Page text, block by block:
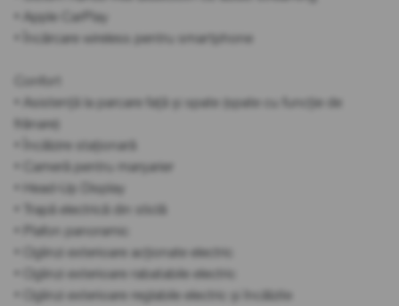
• Apple CarPlay
• Încărcare wireless pentru smartphone
Confort
• Asistență la parcare față și spate (spate cu funcție de
frânare)
• Încălzire staționară
• Cameră pentru marșarier
• Head-Up Display
• Trapă electrică din sticlă
• Plafon panoramic
• Oglinzi exterioare acționate electric
• Oglinzi exterioare rabatabile electric
• Oglinzi exterioare reglabile electric și încălzite